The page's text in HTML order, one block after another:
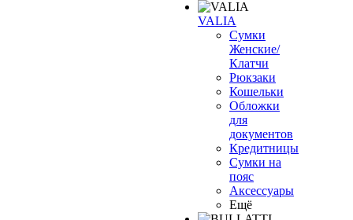
VALIA
Сумки
Женские/
Клатчи
Рюкзаки
Кошельки
Обложки
для
документов
Кредитницы
Сумки на
пояс
Аксессуары
Ещё